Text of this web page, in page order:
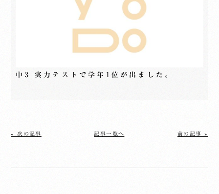
中3 実力テストで学年1位が出ました。
« 次の記事 記事一覧へ 前の記事 »